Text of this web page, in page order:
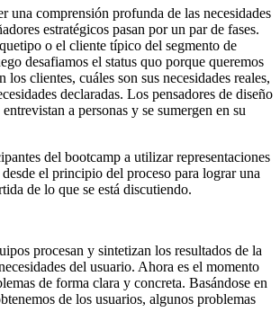
una comprensión profunda de las necesidades
estratégicos pasan por un par de fases.
o el cliente típico del segmento de
desafiamos el status quo porque queremos
los clientes, cuáles son sus necesidades reales,
declaradas. Los pensadores de diseño
a personas y se sumergen en su
del bootcamp a utilizar representaciones
desde el principio del proceso para lograr una
de lo que se está discutiendo.
procesan y sintetizan los resultados de la
del usuario. Ahora es el momento
de forma clara y concreta. Basándose en
de los usuarios, algunos problemas